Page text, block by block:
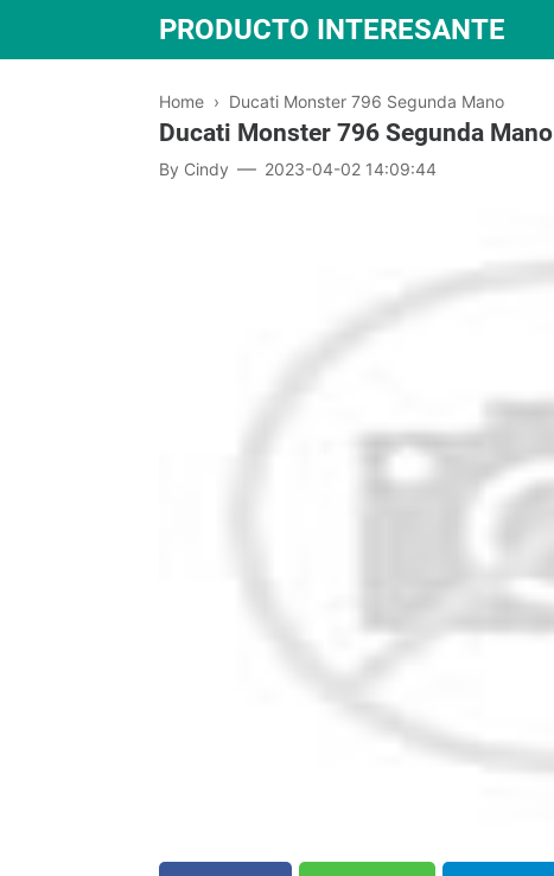
PRODUCTO INTERESANTE
Home › Ducati Monster 796 Segunda Mano
Ducati Monster 796 Segunda Mano
By Cindy 2023-04-02 14:09:44